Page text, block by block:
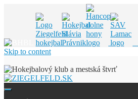
Skip to content